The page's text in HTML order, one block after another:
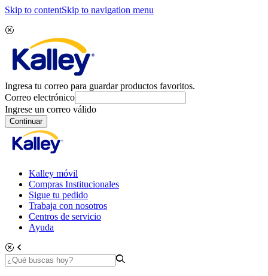
Skip to contentSkip to navigation menu
Ingresa tu correo para guardar productos favoritos.
Correo electrónico
Ingrese un correo válido
Continuar
Kalley móvil
Compras Institucionales
Sigue tu pedido
Trabaja con nosotros
Centros de servicio
Ayuda